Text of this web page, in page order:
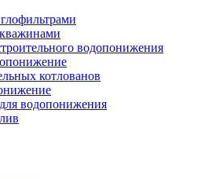
водопонижения
котлованов
водопонижения